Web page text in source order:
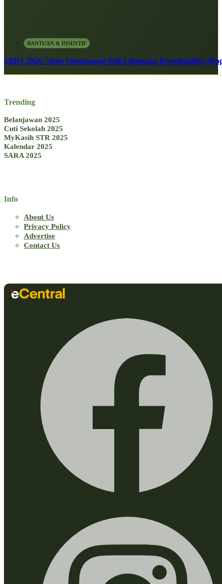
BANTUAN & INSENTIF
SBBS 2026: Skim Sumbangan Bakti Bantuan Persekolahan
Trending
Belanjawan 2025
Cuti Sekolah 2025
MyKasih STR 2025
Kalendar 2025
SARA 2025
Info
About Us
Privacy Policy
Advertise
Contact Us